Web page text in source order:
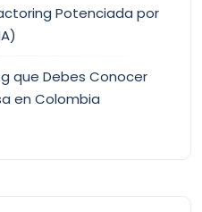
Potenciada por
que Debes Conocer
en Colombia